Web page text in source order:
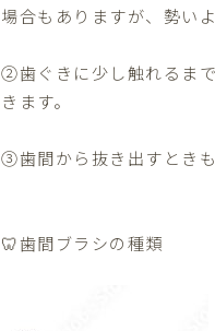
場合もありますが、勢い
②歯ぐきに少し触れるま
きます。
③歯間から抜き出すとき
🦷歯間ブラシの種類